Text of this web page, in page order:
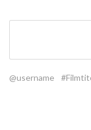
@username